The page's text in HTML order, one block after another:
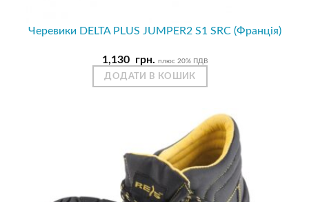
Черевики DELTA PLUS JUMPER2 S1 SRC (Франція)
1,130 грн. плюс 20% ПДВ
ДОДАТИ В КОШИК